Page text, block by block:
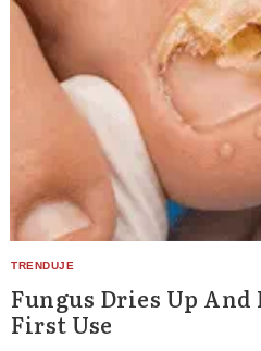
Fungus Dries Up
First Use
for: